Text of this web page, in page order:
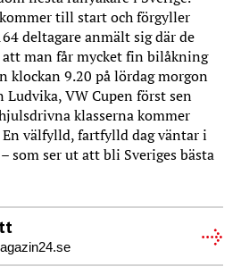
till start och förgyller
deltagare anmält sig där de
man får mycket fin bilåkning
klockan 9.20 på lördag morgon
VW Cupen först sen
klasserna kommer
välfylld, fartfylld dag väntar i
som ser ut att bli Sveriges bästa